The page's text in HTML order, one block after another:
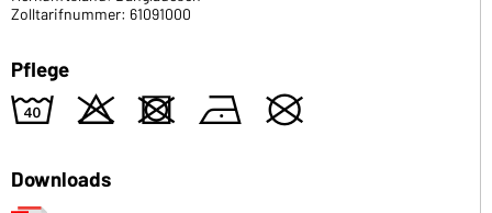
Zolltarifnummer: 61091000
Pflege
8 o d n U
Downloads